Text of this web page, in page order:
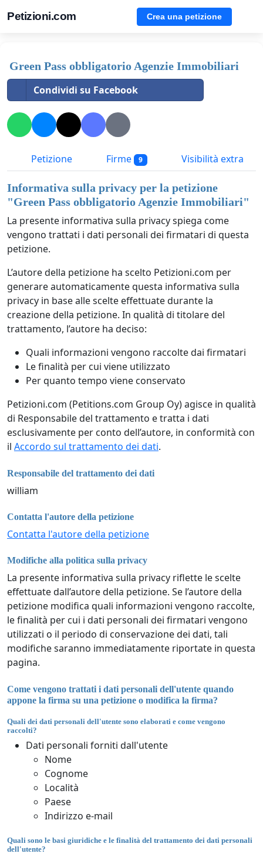
Petizioni.com Crea una petizione
Green Pass obbligatorio Agenzie Immobiliari
Condividi su Facebook
Petizione Firme 9 Visibilità extra
Informativa sulla privacy per la petizione
"Green Pass obbligatorio Agenzie Immobiliari"
La presente informativa sulla privacy spiega come
vengono trattati i dati personali dei firmatari di questa
petizione.
L’autore della petizione ha scelto Petizioni.com per
generare automaticamente questa informativa sulla
privacy in base alle scelte effettuate durante la
creazione della petizione. In qualità di titolare del
trattamento, l’autore ha deciso:
Quali informazioni vengono raccolte dai firmatari
Le finalità per cui viene utilizzato
Per quanto tempo viene conservato
Petizioni.com (Petitions.com Group Oy) agisce in qualità
di Responsabile del trattamento e tratta i dati
esclusivamente per conto dell’autore, in conformità con
il Accordo sul trattamento dei dati.
Responsabile del trattamento dei dati
william
Contatta l'autore della petizione
Contatta l'autore della petizione
Modifiche alla politica sulla privacy
La presente informativa sulla privacy riflette le scelte
effettuate dall’autore della petizione. Se l’autore della
petizione modifica quali informazioni vengono raccolte,
le finalità per cui i dati personali dei firmatari vengono
utilizzati o il periodo di conservazione dei dati, tali
modifiche saranno immediatamente riportate in questa
pagina.
Come vengono trattati i dati personali dell'utente quando
appone la firma su una petizione o modifica la firma?
Quali dei dati personali dell'utente sono elaborati e come vengono
raccolti?
Dati personali forniti dall'utente
Nome
Cognome
Località
Paese
Indirizzo e-mail
Quali sono le basi giuridiche e le finalità del trattamento dei dati personali
dell'utente?